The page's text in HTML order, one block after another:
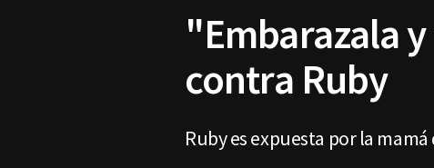
"Embarazala
contra Ruby
Ruby es expuesta por la